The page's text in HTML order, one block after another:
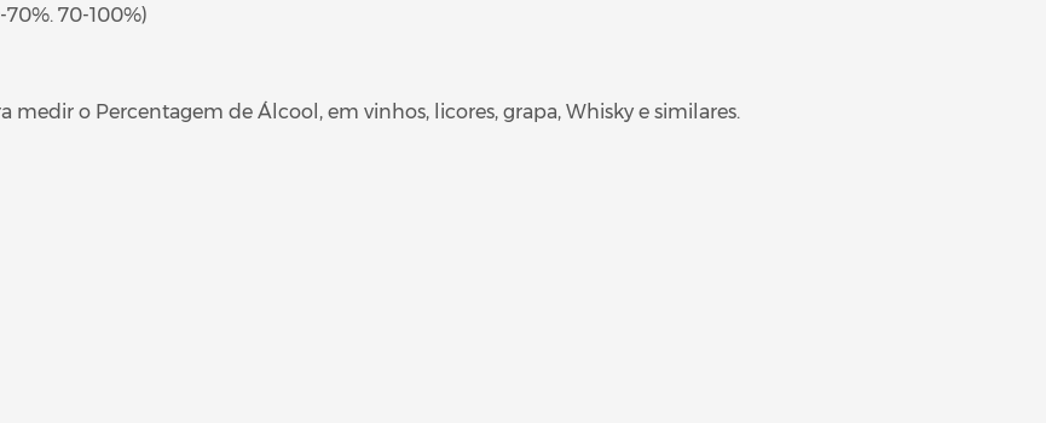
70-100%)
o Percentagem de Álcool, em vinhos, licores, grapa, Whisky e similares.